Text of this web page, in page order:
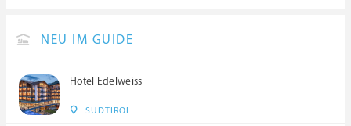
NEU IM GUIDE
Hotel Edelweiss
SÜDTIROL